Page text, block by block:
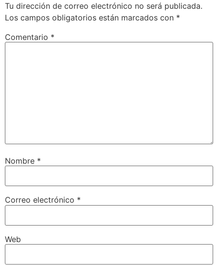
Tu dirección de correo electrónico no será publicada.
Los campos obligatorios están marcados con *
Comentario *
Nombre *
Correo electrónico *
Web